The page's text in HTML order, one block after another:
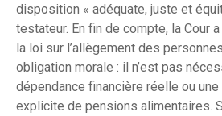
disposition « adéquate, juste et
testateur. En fin de compte, la Cour
la loi sur l’allègement des
obligation morale : il n’est pas
dépendance financière réelle ou
explicite de pensions alimentaires.